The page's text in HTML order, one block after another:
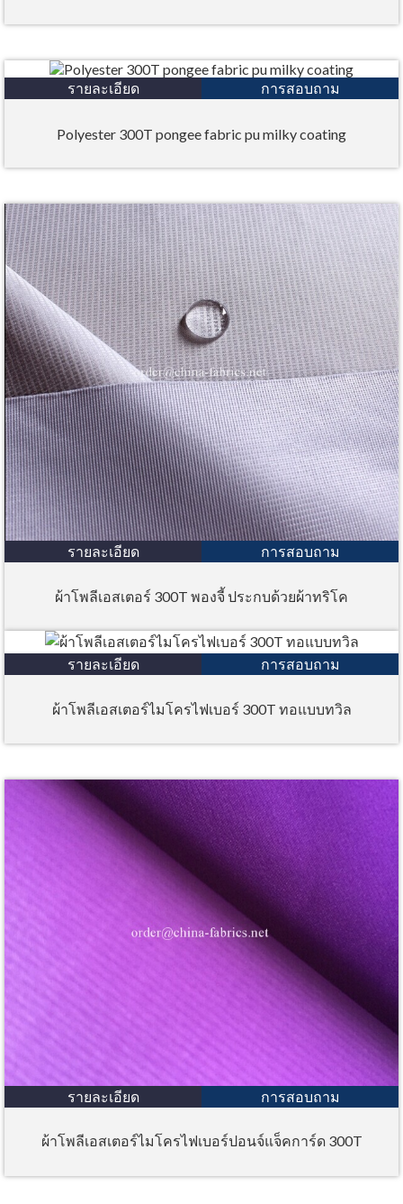
รายละเอียด การสอบถาม
Polyester 300T pongee fabric pu milky coating
รายละเอียด การสอบถาม
ผ้าโพลีเอสเตอร์ 300T พองจี้ ประกบด้วยผ้าทริโค
รายละเอียด การสอบถาม
ผ้าโพลีเอสเตอร์ไมโครไฟเบอร์ 300T ทอแบบทวิล
รายละเอียด การสอบถาม
ผ้าโพลีเอสเตอร์ไมโครไฟเบอร์ปอนจ์แจ็คการ์ด 300T